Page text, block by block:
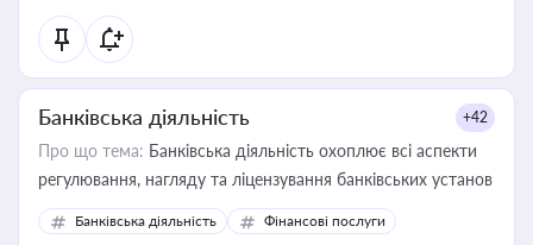
Банківська діяльність +42
Про що тема: Банківська діяльність охоплює всі аспекти
регулювання, нагляду та ліцензування банківських установ
Банківська діяльність Фінансові послуги